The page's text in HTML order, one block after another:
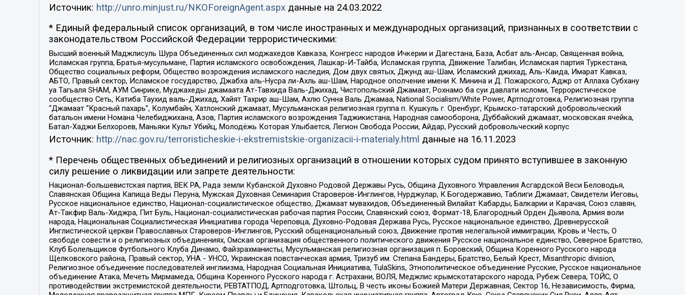
Источник: http://unro.minjust.ru/NKOForeignAgent.aspxданные на 24.03.2022
* Единый федеральный список организаций, в том числе иностранных и международных организаций, признанных в соответствии с
законодательством Российской Федерации террористическими:
Высший военный Маджлисуль Шура Объединенных сил моджахедов Кавказа, Конгресс народов Ичкерии и Дагестана, База, Асбат аль-Ансар, Священная война,
Исламская группа, Братья-мусульмане, Партия исламского освобождения, Лашкар-И-Тайба, Исламская группа, Движение Талибан, Исламская партия Туркестана,
Общество социальных реформ, Общество возрождения исламского наследия, Дом двух святых, Джунд аш-Шам, Исламский джихад, Аль-Каида, Имарат Кавказ,
АБТО, Правый сектор, Исламское государство, Джабха аль-Нусра ли-Ахль аш-Шам, Народное ополчение имени К. Минина и Д. Пожарского, Аджр от Аллаха Субхану
уа Тагьаля SHAM, АУМ Синрике, Муджахеды джамаата Ат-Тавхида Валь-Джихад, Чистопольский Джамаат, Рохнамо ба суи давлати исломи, Террористическое
сообщество Сеть, Катиба Таухид валь-Джихад, Хайят Тахрир аш-Шам, Ахлю Сунна Валь Джамаа, National Socialism/White Power, Артподготовка, Религиозная группа
“Джамаат “Красный пахарь”, Колумбайн, Хатлонский джамаат, Мусульманская религиозная группа п. Кушкуль г. Оренбург, Крымско-татарский добровольческий
батальон имени Номана Челебиджихана, Азов, Партия исламского возрождения Таджикистана, Народная самооборона, Дуббайский джамаат, московская ячейка,
Батал-Хаджи Белхороев, Маньяки Культ Убийц, Молодёжь Которая Улыбается, Легион Свобода России, Айдар, Русский добровольческий корпус
Источник: http://nac.gov.ru/terroristicheskie-i-ekstremistskie-organizacii-i-materialy.html данные на 16.11.2023
* Перечень общественных объединений и религиозных организаций в отношении которых судом принято вступившее в законную
силу решение о ликвидации или запрете деятельности:
Национал-большевистская партия, ВЕК РА, Рада земли Кубанской Духовно Родовой Державы Русь, Община Духовного Управления Асгардской Веси Беловодья,
Славянская Община Капища Веды Перуна, Мужская Духовная Семинария Староверов-Инглингов, Нурджулар, К Богодержавию, Таблиги Джамаат, Свидетели Иеговы,
Русское национальное единство, Национал-социалистическое общество, Джамаат мувахидов, Объединенный Вилайат Кабарды, Балкарии и Карачая, Союз славян,
Ат-Такфир Валь-Хиджра, Пит Буль, Национал-социалистическая рабочая партия России, Славянский союз, Формат-18, Благородный Орден Дьявола, Армия воли
народа, Национальная Социалистическая Инициатива города Череповца, Духовно-Родовая Держава Русь, Русское национальное единство, Древнерусской
Инглистической церкви Православных Староверов-Инглингов, Русский общенациональный союз, Движение против нелегальной иммиграции, Кровь и Честь, О
свободе совести и о религиозных объединениях, Омская организация общественного политического движения Русское национальное единство, Северное Братство,
Клуб Болельщиков Футбольного Клуба Динамо, Файзрахманисты, Мусульманская религиозная организация п. Боровский, Община Коренного Русского народа
Щелковского района, Правый сектор, УНА - УНСО, Украинская повстанческая армия, Тризуб им. Степана Бандеры, Братство, Белый Крест, Misanthropic division,
Религиозное объединение последователей инглиизма, Народная Социальная Инициатива, TulaSkins, Этнополитическое объединение Русские, Русское национальное
объединение Атака, Мечеть Мирмамеда, Община Коренного Русского народа г. Астрахани, ВОЛЯ, Меджлис крымскотатарского народа, Рубеж Севера, ТОЙС, О
противодействии экстремистской деятельности, РЕВТАТПОД, Артподготовка, Штольц, В честь иконы Божией Матери Державная, Сектор 16, Независимость, Фирма,